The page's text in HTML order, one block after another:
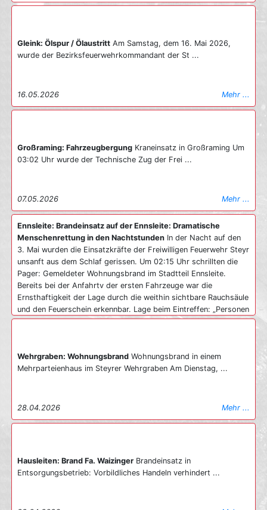
Gleink: Ölspur / Ölaustritt Am Samstag, dem 16. Mai 2026,
wurde der Bezirksfeuerwehrkommandant der St ...
16.05.2026 Mehr ...
Großraming: Fahrzeugbergung Kraneinsatz in Großraming Um
03:02 Uhr wurde der Technische Zug der Frei ...
07.05.2026 Mehr ...
Ennsleite: Brandeinsatz auf der Ennsleite: Dramatische
Menschenrettung in den Nachtstunden In der Nacht auf den
3. Mai wurden die Einsatzkräfte der Freiwilligen Feuerwehr Steyr
unsanft aus dem Schlaf gerissen. Um 02:15 Uhr schrillten die
Pager: Gemeldeter Wohnungsbrand im Stadtteil Ennsleite.
Bereits bei der Anfahrtv der ersten Fahrzeuge war die
Ernsthaftigkeit der Lage durch die weithin sichtbare Rauchsäule
und den Feuerschein erkennbar. Lage beim Eintreffen: „Personen
an Fenstern“ Beim Eintreffen des ersten Fahrzeugs bot sich den
dem Fenster. Besonders dramatisch: Da das Treppenhaus
bereits massiv verraucht war, saßen mehrere Bewohner in den
vollständig abgeschnitten. Unverzüglich wurde ein umfassender
konnten insgesamt 15 Personen gerettet werden: Ein Teil wurde
mittels Fluchtfiltermasken sicher durch das verrauchte
Wehrgraben: Wohnungsbrand Wohnungsbrand in einem
Mehrparteienhaus im Steyrer Wehrgraben Am Dienstag, ...
28.04.2026 Mehr ...
Hausleiten: Brand Fa. Waizinger Brandeinsatz in
Entsorgungsbetrieb: Vorbildliches Handeln verhindert ...